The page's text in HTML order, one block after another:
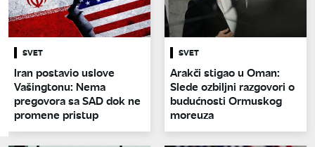
SVET
Iran postavio uslove
Vašingtonu: Nema
pregovora sa SAD dok ne
promene pristup
SVET
Arakči stigao u Oman:
Slede ozbiljni razgovori o
budućnosti Ormuskog
moreuza